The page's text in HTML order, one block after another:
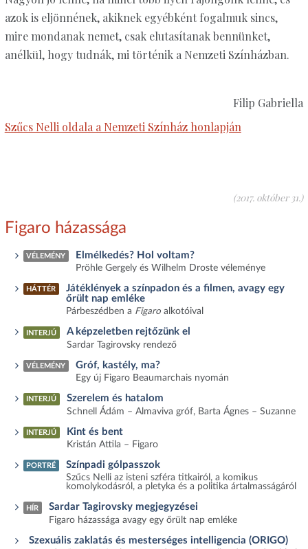
azok is eljönnének, akiknek egyébként fogalmuk sincs,
mire mondanak nemet, csak elutasítanak bennünket,
anélkül, hogy tudnák, mi történik a Nemzeti Színházban.
Filip Gabriella
Szűcs Nelli oldala a Nemzeti Színház honlapján
(2017. október 31.)
Figaro házassága
VÉLEMÉNY Elmélkedés? Hol voltam?
Pröhle Gergely és Wilhelm Droste véleménye
HÁTTÉR
Játéklények a színpadon és a filmen, avagy egy
őrült nap emléke
Párbeszédben a Figaro alkotóival
INTERJÚ A képzeletben rejtőzünk el
Sardar Tagirovsky rendező
VÉLEMÉNY Gróf, kastély, ma?
Egy új Figaro Beaumarchais nyomán
INTERJÚ Szerelem és hatalom
Schnell Ádám – Almaviva gróf, Barta Ágnes – Suzanne
INTERJÚ Kint és bent
Kristán Attila – Figaro
PORTRÉ Színpadi gólpasszok
Szűcs Nelli az isteni szféra titkairól, a komikus
komolykodásról, a pletyka és a politika ártalmasságáról
HÍR Sardar Tagirovsky megjegyzései
Figaro házassága avagy egy őrült nap emléke
Szexuális zaklatás és mesterséges intelligencia (ORIGO)